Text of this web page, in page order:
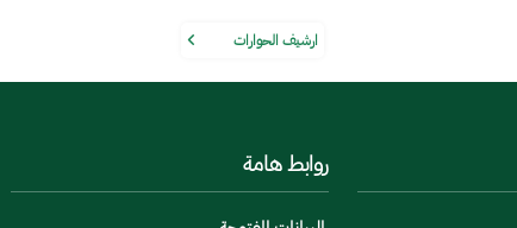
ارشيف الحوارات
روابط هامة